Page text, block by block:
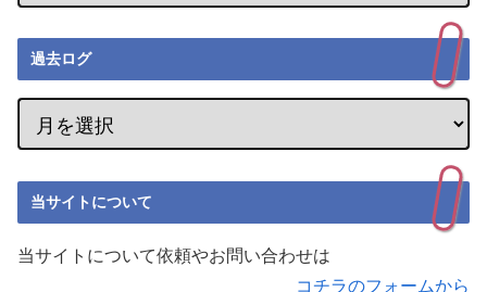
過去ログ
当サイトについて
当サイトについて依頼やお問い合わせは
コチラのフォームから